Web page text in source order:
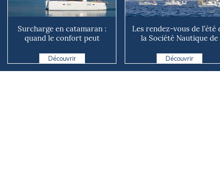
Surcharge en catamaran :
quand le confort peut
Découvrir
Les rendez-vous de l’été
la Société Nautique de
Découvrir